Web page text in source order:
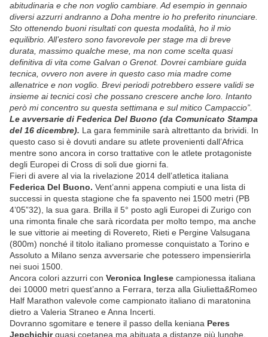
abitudinaria e che non voglio cambiare. Ad esempio in gennaio
diversi azzurri andranno a Doha mentre io ho preferito rinunciare.
Sto ottenendo buoni risultati con questa modalità, ho il mio
equilibrio. All’estero sono favorevole per stage ma di breve
durata, massimo qualche mese, ma non come scelta quasi
definitiva di vita come Galvan o Grenot. Dovrei cambiare guida
tecnica, ovvero non avere in questo caso mia madre come
allenatrice e non voglio. Brevi periodi potrebbero essere validi se
insieme ai tecnici così che possano crescere anche loro. Intanto
però mi concentro su questa settimana e sul mitico Campaccio”.
Le avversarie di Federica Del Buono (da Comunicato Stampa
del 16 dicembre). La gara femminile sarà altrettanto da brividi. In
questo caso si è dovuti andare su atlete provenienti dall’Africa
mentre sono ancora in corso trattative con le atlete protagoniste
degli Europei di Cross di soli due giorni fa.
Fieri di avere al via la rivelazione 2014 dell’atletica italiana
Federica Del Buono. Vent’anni appena compiuti e una lista di
successi in questa stagione che fa spavento nei 1500 metri (PB
4’05”32), la sua gara. Brilla il 5° posto agli Europei di Zurigo con
una rimonta finale che sarà ricordata per molto tempo, ma anche
le sue vittorie ai meeting di Rovereto, Rieti e Pergine Valsugana
(800m) nonché il titolo italiano promesse conquistato a Torino e
Assoluto a Milano senza avversarie che potessero impensierirla
nei suoi 1500.
Ancora colori azzurri con Veronica Inglese campionessa italiana
dei 10000 metri quest’anno a Ferrara, terza alla Giulietta&Romeo
Half Marathon valevole come campionato italiano di maratonina
dietro a Valeria Straneo e Anna Incerti.
Dovranno sgomitare e tenere il passo della keniana Peres
Jepchichirquasi coetanea ma abituata a distanze più lunghe,